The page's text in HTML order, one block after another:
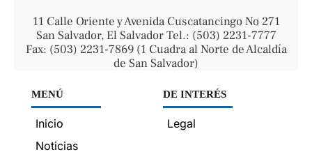
11 Calle Oriente y Avenida Cuscatancingo No 271
San Salvador, El Salvador Tel.: (503) 2231-7777
Fax: (503) 2231-7869 (1 Cuadra al Norte de Alcaldía
de San Salvador)
MENÚ
Inicio
Noticias
DE INTERÉS
Legal